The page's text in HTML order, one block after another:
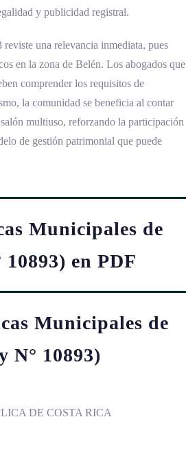
y publicidad registral.
una relevancia inmediata, pues
en la zona de Belén. Los abogados que
comprender los requisitos de
la comunidad se beneficia al contar
multiuso, reforzando la participación
de gestión patrimonial que puede
Municipales de
en PDF
Municipales de
N° 10893)
DE COSTA RICA